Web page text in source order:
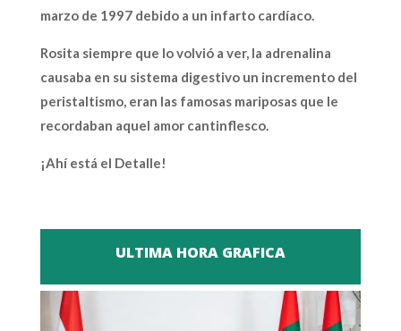
marzo de 1997 debido a un infarto cardíaco.
Rosita siempre que lo volvió a ver, la adrenalina
causaba en su sistema digestivo un incremento del
peristaltismo, eran las famosas mariposas que le
recordaban aquel amor cantinflesco.
¡Ahí está el Detalle!
ULTIMA HORA GRAFICA